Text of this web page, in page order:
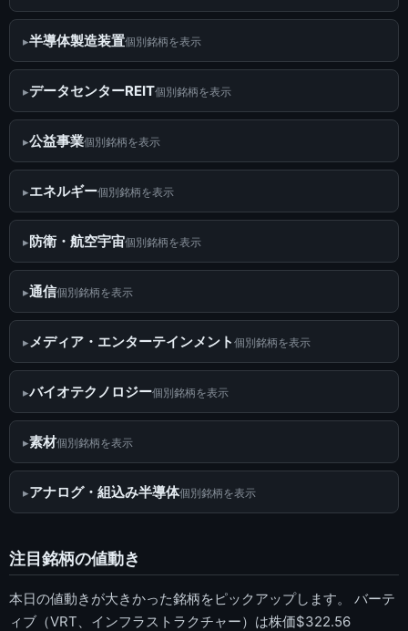
半導体製造装置個別銘柄を表示
データセンターREIT個別銘柄を表示
公益事業個別銘柄を表示
エネルギー個別銘柄を表示
防衛・航空宇宙個別銘柄を表示
通信個別銘柄を表示
メディア・エンターテインメント 個別銘柄を表示
バイオテクノロジー個別銘柄を表示
素材個別銘柄を表示
アナログ・組込み半導体個別銘柄を表示
注目銘柄の値動き
本日の値動きが大きかった銘柄をピックアップします。 バーテ
ィブ（VRT、インフラストラクチャー）は株価$322.56